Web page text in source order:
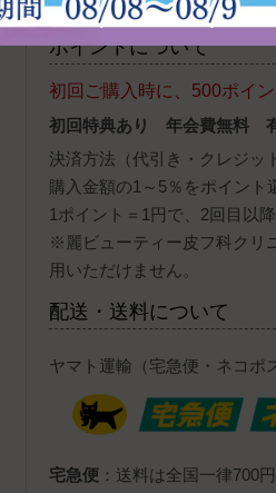
ポイントについて
初回ご購入時に、500ポイ
初回特典あり 年会費無料
決済方法（代引き・クレジッ
購入金額の1～5％をポイント
1ポイント＝1円で、2回目以
※麗ビューティー皮フ科クリ
用いただけません。
配送・送料について
ヤマト運輸（宅急便・ネコポ
宅急便：送料は全国一律700